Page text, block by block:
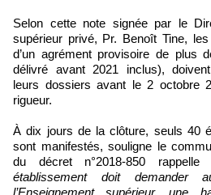
Selon cette note signée par le
supérieur privé, Pr. Benoît Tine,
d’un agrément provisoire de plus
délivré avant 2021 inclus),
leurs dossiers avant le 2 octobre
rigueur.
À dix jours de la clôture, seuls 40
sont manifestés, souligne le
du décret n°2018-850
établissement doit demander
l’Enseignement supérieur, une